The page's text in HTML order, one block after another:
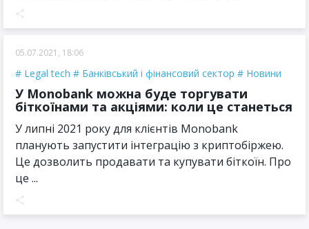
05.07.2021, 18:06
Legal tech Банківський і фінансовий сектор Новини
У Monobank можна буде торгувати
біткоїнами та акціями: коли це станеться
У липні 2021 року для клієнтів Monobank
планують запустити інтеграцію з криптобіржею.
Це дозволить продавати та купувати біткоїн. Про
це ...